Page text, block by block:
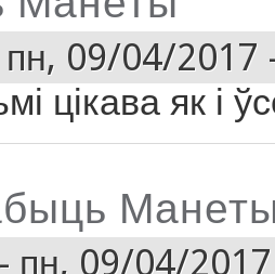
пн, 09/04/2017
цікава як і
- пн, 09/04/